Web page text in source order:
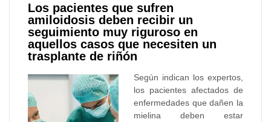
Los pacientes que sufren
amiloidosis deben recibir un
seguimiento muy riguroso en
aquellos casos que necesiten un
trasplante de riñón
Según indican los expertos,
los pacientes afectados de
enfermedades que dañen la
mielina deben estar